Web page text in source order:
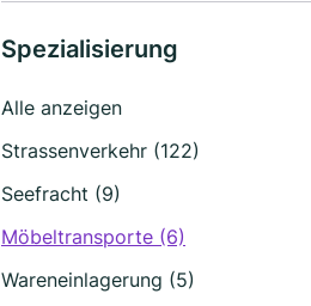
Spezialisierung
Alle anzeigen
Strassenverkehr (122)
Seefracht (9)
Möbeltransporte (6)
Wareneinlagerung (5)